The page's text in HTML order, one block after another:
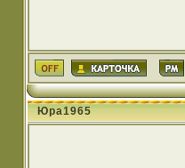
Юра1965